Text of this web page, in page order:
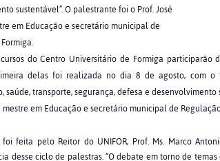
sustentável”. O palestrante foi o Prof. José
em Educação e secretário municipal de
do Centro Universitário de Formiga
delas foi realizada no dia 8 de agosto, com o
saúde, transporte, segurança, defesa e
mestre em Educação e secretário municipal de
feita pelo Reitor do UNIFOR, Prof. Ms. Marco
desse ciclo de palestras. “O debate em torno de